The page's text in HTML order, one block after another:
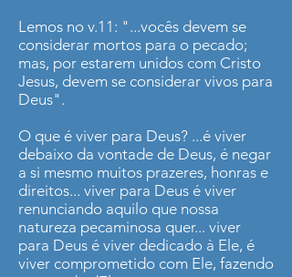
Lemos no v.11: "...vocês devem se
considerar mortos para o pecado;
mas, por estarem unidos com Cristo
Jesus, devem se considerar vivos para
Deus".
O que é viver para Deus? ...é viver
debaixo da vontade de Deus, é negar
a si mesmo muitos prazeres, honras e
direitos... viver para Deus é viver
renunciando aquilo que nossa
natureza pecaminosa quer... viver
para Deus é viver dedicado à Ele, é
viver comprometido com Ele, fazendo